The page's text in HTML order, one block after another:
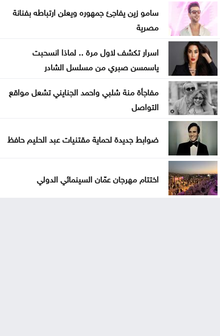
سامو زين يفاجئ جمهوره ويعلن ارتباطه بفنانة
مصرية
اسرار تكشف لاول مرة .. لماذا انسحبت
ياسمسن صبري من مسلسل الشادر
مفاجأة منة شلبي واحمد الجنايني تشعل مواقع
التواصل
ضوابط جديدة لحماية مقتنيات عبد الحليم حافظ
اختتام مهرجان عمّان السينمائي الدولي